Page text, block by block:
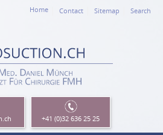
Home Contact Sitemap Search
+41 (0)32 636 25 25